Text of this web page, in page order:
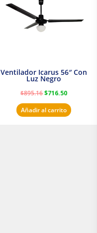
Ventilador Icarus 56″ Con
Luz Negro
$895.16$716.50
Añadir al carrito